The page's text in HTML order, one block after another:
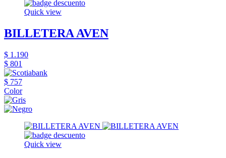
Quick view
BILLETERA AVEN
$ 1.190
$ 801
$ 757
Color
Quick view